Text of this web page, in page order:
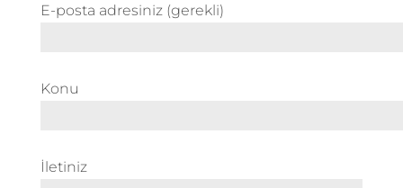
E-posta adresiniz (gerekli)
Konu
İletiniz